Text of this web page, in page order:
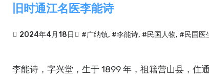
旧时通江名医李能诗
2024年4月18日 #广纳镇, #李能诗, #民国人物, #民国医
李能诗，字兴堂，生于 1899 年，祖籍营山县，住通江县广纳乡檬子村。李幼而束发授书，聪颖过人，奈家道寒微，不遑久读，遂